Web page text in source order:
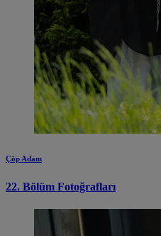
Çöp Adam
22. Bölüm Fotoğrafları